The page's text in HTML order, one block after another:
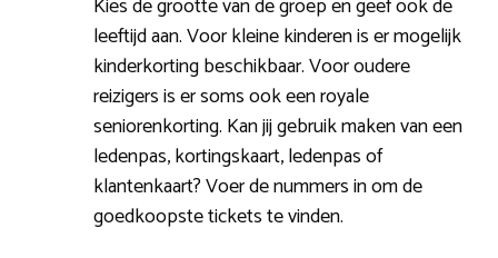
leeftijd aan. Voor kleine kinderen is er mogelijk
kinderkorting beschikbaar. Voor oudere
reizigers is er soms ook een royale
seniorenkorting. Kan jij gebruik maken van een
ledenpas, kortingskaart, ledenpas of
klantenkaart? Voer de nummers in om de
goedkoopste tickets te vinden.